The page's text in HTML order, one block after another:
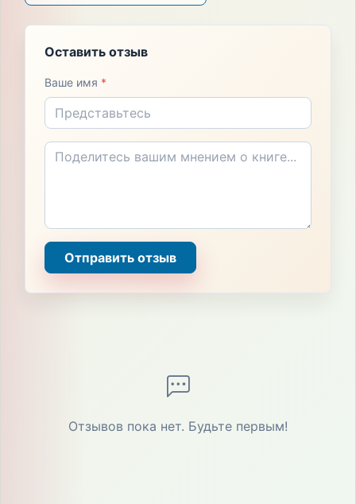
Оставить отзыв
Ваше имя *
Отправить отзыв
Отзывов пока нет. Будьте первым!